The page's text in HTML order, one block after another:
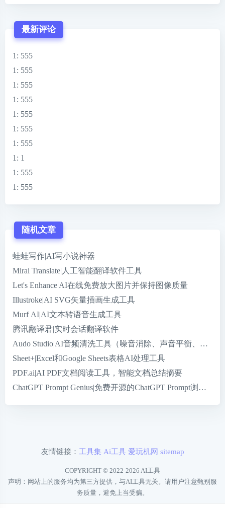
最新评论
1 : 555
1 : 555
1 : 555
1 : 555
1 : 555
1 : 555
1 : 555
1 : 1
1 : 555
1 : 555
随机文章
蛙蛙写作|AI写小说神器
Mirai Translate|人工智能翻译软件工具
Let's Enhance|AI在线免费放大图片并保持图像质量
Illustroke|AI SVG矢量插画生成工具
Murf AI|AI文本转语音生成工具
腾讯翻译君|实时会话翻译软件
Audo Studio|AI音频清洗工具（噪音消除、声音平衡、音量
Sheet+|Excel和Google Sheets表格AI处理工具
PDF.ai|AI PDF文档阅读工具，智能文档总结摘要
ChatGPT Prompt Genius|免费开源的ChatGPT Prompt浏览器扩
友情链接： 工具集 Ai工具 爱玩机网 sitemap
COPYRIGHT © 2022-2026 AI工具
声明：网站上的服务均为第三方提供，与AI工具无关。请用户注意甄别服
务质量，避免上当受骗。